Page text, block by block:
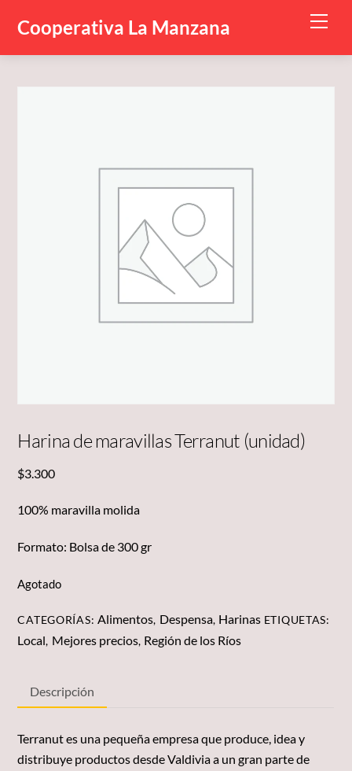
Cooperativa La Manzana
Harina de maravillas Terranut (unidad)
$3.300
100% maravilla molida
Formato: Bolsa de 300 gr
Agotado
CATEGORÍAS:Alimentos, Despensa, Harinas ETIQUETAS:
Local, Mejores precios, Región de los Ríos
Descripción
Terranut es una pequeña empresa que produce, idea y
distribuye productos desde Valdivia a un gran parte de